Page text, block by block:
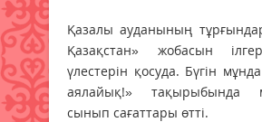
Қазалы ауданының
Қазақстан» жобасын
үлестерін қосуда. Бүгін
аялайық!» тақырыбында
сынып сағаттары өтті.